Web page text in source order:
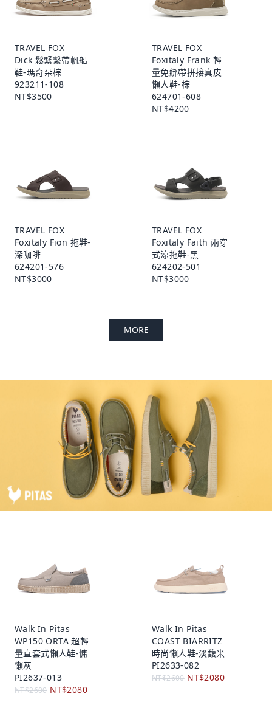
TRAVEL FOX
Dick 鬆緊繫帶帆船
鞋-瑪奇朵棕
923211-108
NT$3500
TRAVEL FOX
Foxitaly Frank 輕
量免綁帶拼接真皮
懶人鞋-棕
624701-608
NT$4200
TRAVEL FOX
Foxitaly Fion 拖鞋-
深咖啡
624201-576
NT$3000
TRAVEL FOX
Foxitaly Faith 兩穿
式涼拖鞋-黑
624202-501
NT$3000
MORE
Walk In Pitas
WP150 ORTA 超輕
量直套式懶人鞋-慵
懶灰
PI2637-013
NT$2600 NT$2080
Walk In Pitas
COAST BIARRITZ
時尚懶人鞋-淡馥米
PI2633-082
NT$2600 NT$2080